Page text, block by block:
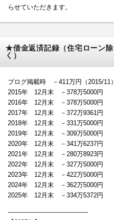
らせていただきます。
★借金返済記録（住宅ローン除
く）
ブログ掲載時 －411万円（2015/11）
2015年 12月末 －378万5000円
2016年 12月末 －378万5000円
2017年 12月末 －372万9361円
2018年 12月末 －331万5000円
2019年 12月末 －309万5000円
2020年 12月末 －341万6237円
2021年 12月末 －280万8923円
2022年 12月末 －327万5000円
2023年 12月末 －422万5000円
2024年 12月末 －362万5000円
2025年 12月末 －334万5372円
-----------------------------------------